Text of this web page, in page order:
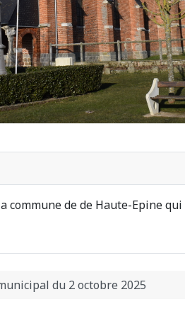
de de Haute-Epine
du 2 octobre 2025